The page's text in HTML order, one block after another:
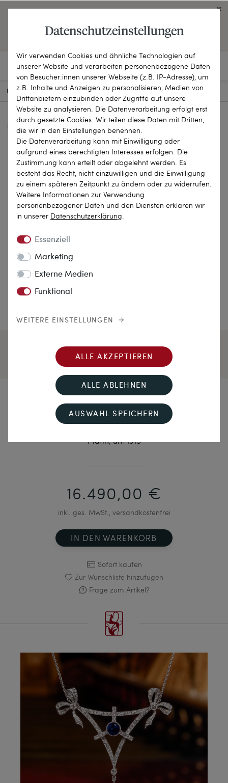
OPEN ENGLISH WEBSITE
HOME SCHMUCKSTÜCKE KETTEN & COLLIERS 23-2145
Ein verfeinerter Geschmack
Platin, um 1915
16.490,00 €
inkl. ges. MwSt., versandkostenfrei
IN DEN WARENKORB
Sofort kaufen
Zur Wunschliste hinzufügen
Frage zum Artikel?
Datenschutzeinstellungen
Wir verwenden Cookies und ähnliche Technologien auf
unserer Website und verarbeiten personenbezogene Daten
von Besucher:innen unserer Webseite (z.B. IP-Adresse), um
z.B. Inhalte und Anzeigen zu personalisieren, Medien von
Drittanbietern einzubinden oder Zugriffe auf unsere
Website zu analysieren. Die Datenverarbeitung erfolgt erst
durch gesetzte Cookies. Wir teilen diese Daten mit Dritten,
die wir in den Einstellungen benennen.
Die Datenverarbeitung kann mit Einwilligung oder
aufgrund eines berechtigten Interesses erfolgen. Die
Zustimmung kann erteilt oder abgelehnt werden. Es
besteht das Recht, nicht einzuwilligen und die Einwilligung
zu einem späteren Zeitpunkt zu ändern oder zu widerrufen.
Weitere Informationen zur Verwendung
personenbezogener Daten und den Diensten erklären wir
in unserer Daten­schutz­erklärung.
Essenziell
Marketing
Externe Medien
Funktional
WEITERE EINSTELLUNGEN
ALLE AKZEPTIEREN
ALLE ABLEHNEN
AUSWAHL SPEICHERN